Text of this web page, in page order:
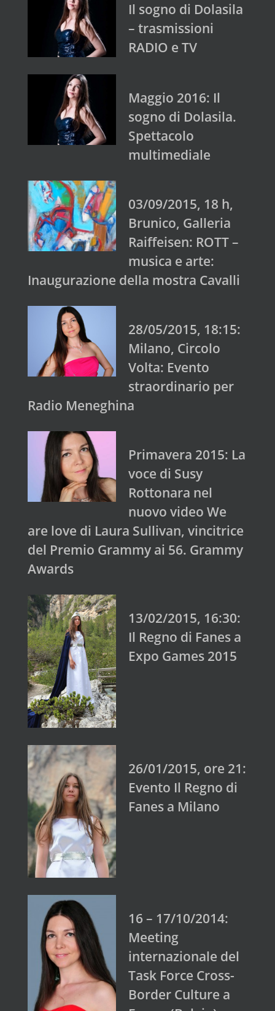
Il sogno di Dolasila
– trasmissioni
RADIO e TV
Maggio 2016: Il
sogno di Dolasila.
Spettacolo
multimediale
03/09/2015, 18 h,
Brunico, Galleria
Raiffeisen: ROTT –
musica e arte:
Inaugurazione della mostra Cavalli
28/05/2015, 18:15:
Milano, Circolo
Volta: Evento
straordinario per
Radio Meneghina
Primavera 2015: La
voce di Susy
Rottonara nel
nuovo video We
are love di Laura Sullivan, vincitrice
del Premio Grammy ai 56. Grammy
Awards
13/02/2015, 16:30:
Il Regno di Fanes a
Expo Games 2015
26/01/2015, ore 21:
Evento Il Regno di
Fanes a Milano
16 – 17/10/2014:
Meeting
internazionale del
Task Force Cross-
Border Culture a